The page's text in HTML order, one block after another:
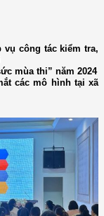
công tác kiểm tra,
mùa thi” năm 2024
các mô hình tại xã